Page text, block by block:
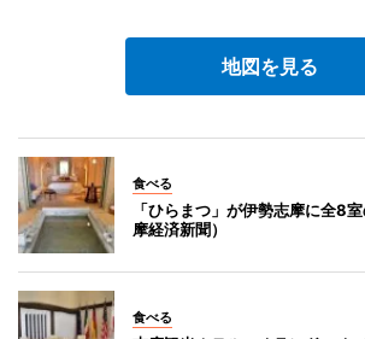
地図を見る
食べる
「ひらまつ」が伊勢志摩に全8
摩経済新聞）
食べる